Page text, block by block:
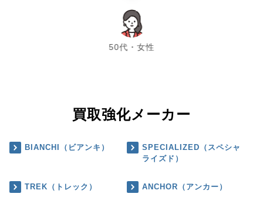
50代・女性
chevron_left chevron_right
買取強化メーカー
BIANCHI（ビアンキ）
SPECIALIZED（スペシャ
ライズド）
TREK（トレック） ANCHOR（アンカー）